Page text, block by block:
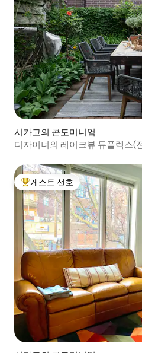
시카고의 콘도미니엄
디자이너의 레이크뷰 듀플렉스(
상위 게스트 선호
게스트 선호